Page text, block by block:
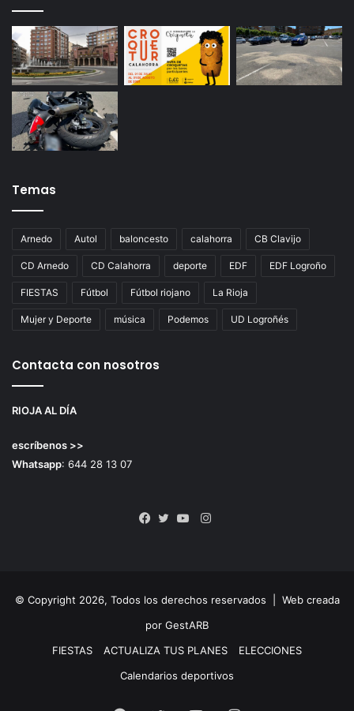
Temas
Arnedo Autol baloncesto calahorra CB Clavijo
CD Arnedo CD Calahorra deporte EDF EDF Logroño
FIESTAS Fútbol Fútbol riojano La Rioja
Mujer y Deporte música Podemos UD Logroñés
Contacta con nosotros
RIOJA AL DÍA
escríbenos >>
Whatsapp: 644 28 13 07
Instagram
© Copyright 2026, Todos los derechos reservados | Web creada
por GestARB
FIESTAS
ACTUALIZA TUS PLANES
ELECCIONES
Calendarios deportivos